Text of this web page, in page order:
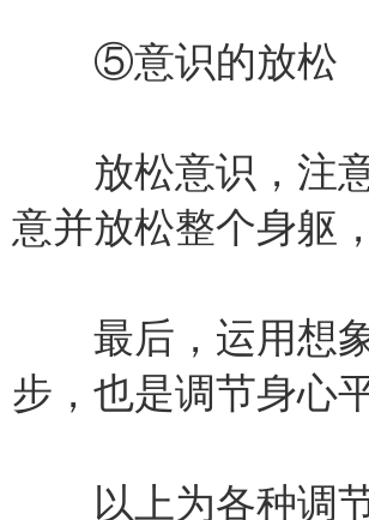
⑤意识的放松
放松意识，注意
意并放松整个身躯
最后，运用想象
步，也是调节身心
以上为各种调节